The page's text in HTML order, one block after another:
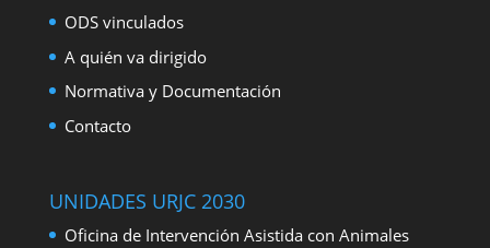
ODS vinculados
A quién va dirigido
Normativa y Documentación
Contacto
UNIDADES URJC 2030
Oficina de Intervención Asistida con Animales